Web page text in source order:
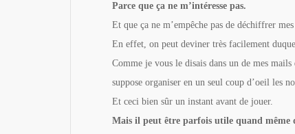
Parce que ça ne m’intéresse pas.
Et que ça ne m’empêche pas de déchiffrer
En effet, on peut deviner très facilement
Comme je vous le disais dans un de mes
suppose organiser en un seul coup d’oeil les
Et ceci bien sûr un instant avant de jouer.
Mais il peut être parfois utile quand même